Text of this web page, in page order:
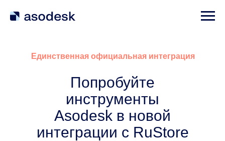
Попробуйте
инструменты
Asodesk в новой
интеграции с RuStore
Единственная официальная интеграция